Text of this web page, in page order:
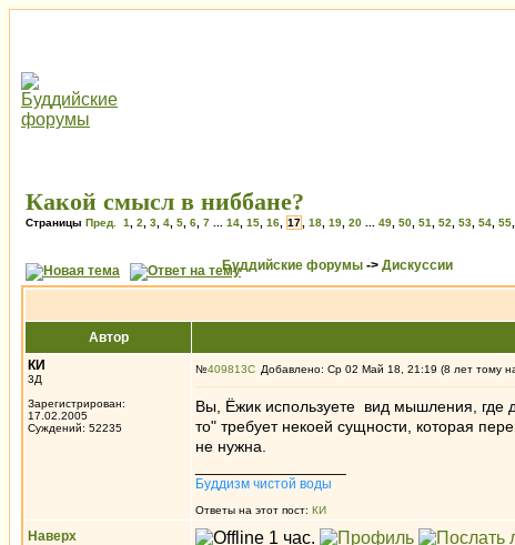
Какой смысл в ниббане?
Страницы Пред. 1 2 3 4 5 6 7 14 15 16 17 18 19 20 49 50 51 52 53 54 55
Буддийские форумы -> Дискуссии
Автор
КИ
3Д
Зарегистрирован:
17.02.2005
Суждений: 52235
№409813 Добавлено: Ср 02 Май 18, 21:19 (8 лет тому
Вы, Ёжик используете вид мышления, где
то" требует некоей сущности, которая
не нужна.
Буддизм чистой воды
Ответы на этот пост: КИ
Наверх